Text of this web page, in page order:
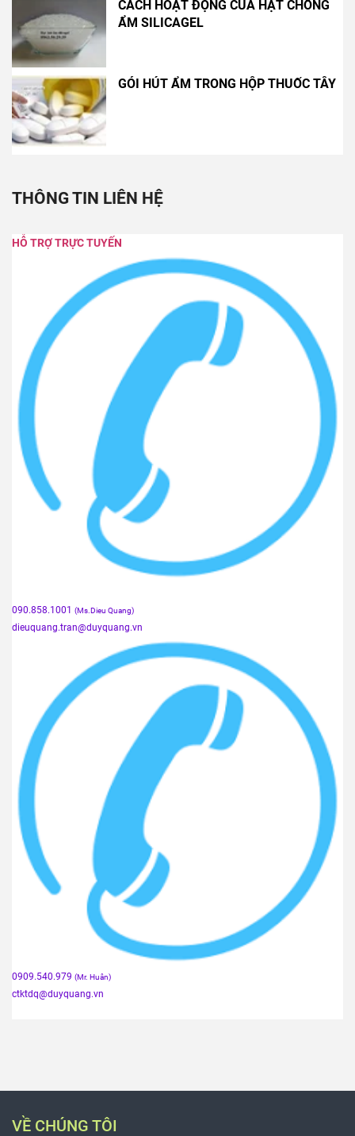
CÁCH HOẠT ĐỘNG CỦA HẠT CHỐNG
ẨM SILICAGEL
GÓI HÚT ẨM TRONG HỘP THUỐC TÂY
THÔNG TIN LIÊN HỆ
HỖ TRỢ TRỰC TUYẾN
090.858.1001 (Ms.Dieu Quang)
dieuquang.tran@duyquang.vn
0909.540.979 (Mr. Huân)
ctktdq@duyquang.vn
VỀ CHÚNG TÔI